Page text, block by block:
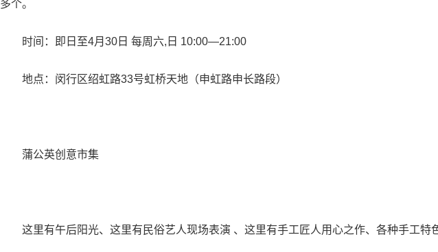
多个。
时间：即日至4月30日 每周六,日 10:00—21:00
地点：闵行区绍虹路33号虹桥天地（申虹路申长路段）
蒲公英创意市集
这里有午后阳光、这里有民俗艺人现场表演 、这里有手工匠人用心之作、各种手工特